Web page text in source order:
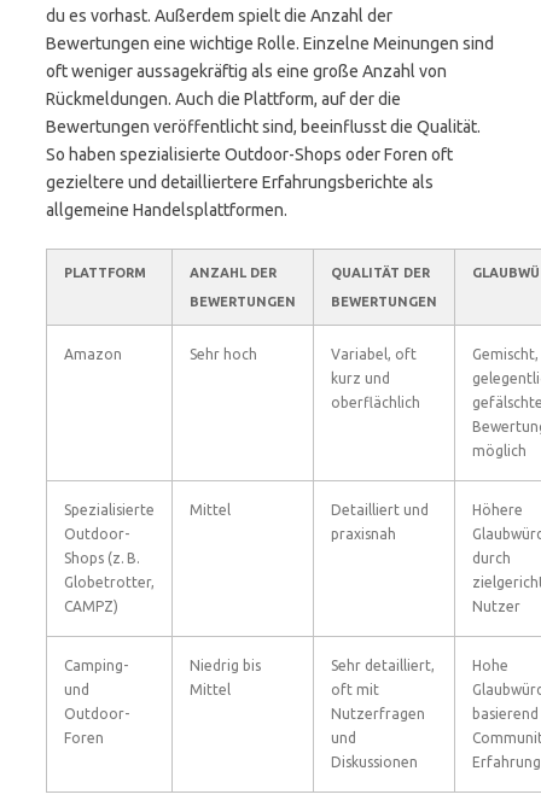
du es vorhast. Außerdem spielt die Anzahl der
Bewertungen eine wichtige Rolle. Einzelne Meinungen sind
oft weniger aussagekräftig als eine große Anzahl von
Rückmeldungen. Auch die Plattform, auf der die
Bewertungen veröffentlicht sind, beeinflusst die Qualität.
So haben spezialisierte Outdoor-Shops oder Foren oft
gezieltere und detailliertere Erfahrungsberichte als
allgemeine Handelsplattformen.
PLATTFORM
ANZAHL DER
BEWERTUNGEN
QUALITÄT DER
BEWERTUNGEN
Amazon Sehr hoch
Variabel, oft
kurz und
oberflächlich
Gemischt,
möglich
Spezialisierte
Outdoor-
Shops (z. B.
Globetrotter,
CAMPZ)
Mittel
Detailliert und
praxisnah
Höhere
durch
Nutzer
Camping-
und
Outdoor-
Foren
Niedrig bis
Mittel
Sehr detailliert,
oft mit
Nutzerfragen
und
Diskussionen
Hohe
Erfahrung